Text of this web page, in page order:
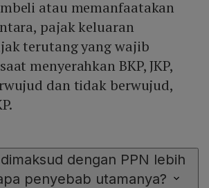
atau memanfaatakan
pajak keluaran
terutang yang wajib
menyerahkan BKP, JKP,
dan tidak berwujud,
dengan PPN lebih
penyebab utamanya?